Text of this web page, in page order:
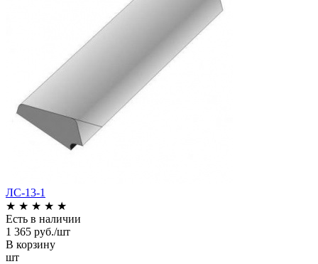
ЛС-13-1
★ ★ ★ ★ ★
Есть в наличии
1 365 руб./шт
В корзину
шт